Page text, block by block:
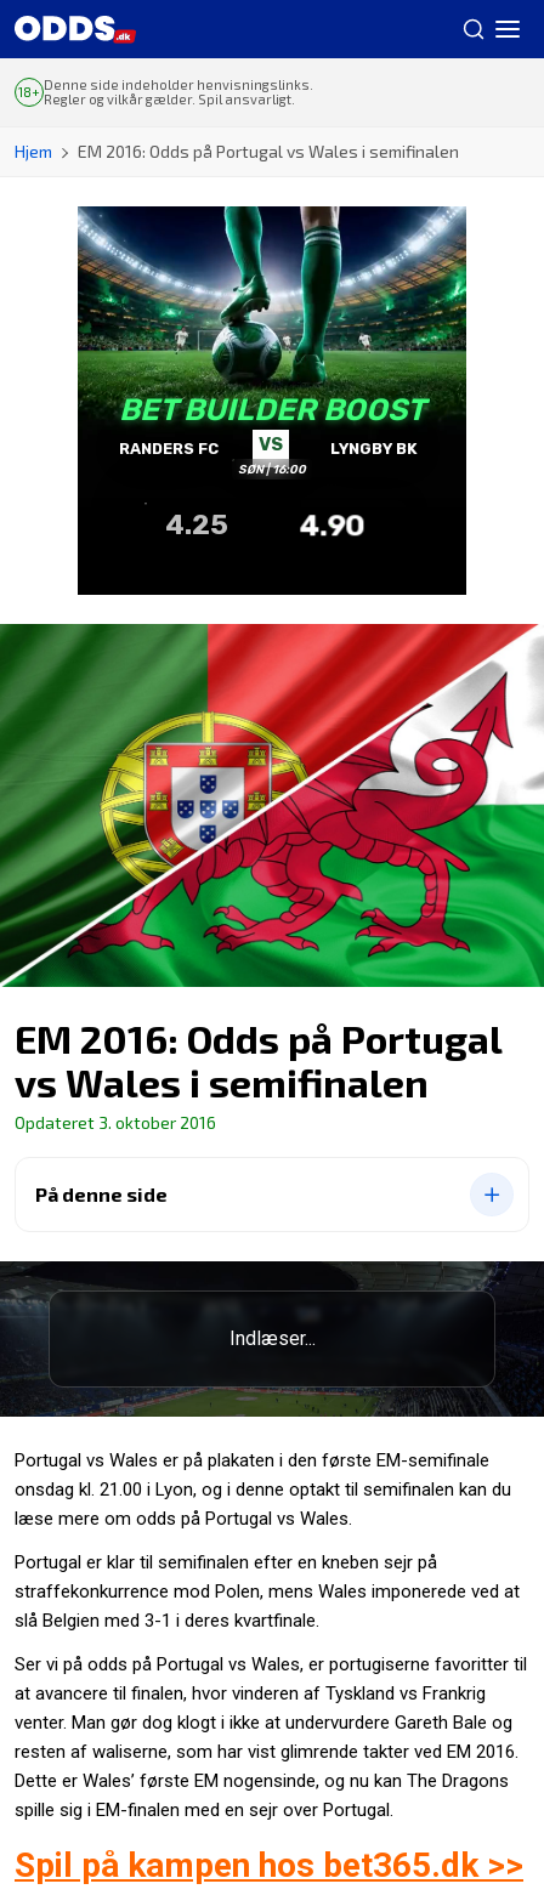
Hjem EM 2016: Odds på Portugal vs Wales i semifinalen
Denne side indeholder henvisningslinks.
Regler og vilkår gælder. Spil ansvarligt.
EM 2016: Odds på Portugal
vs Wales i semifinalen
Opdateret 3. oktober 2016
På denne side
Indlæser...
Portugal vs Wales er på plakaten i den første EM-semifinale
onsdag kl. 21.00 i Lyon, og i denne optakt til semifinalen kan du
læse mere om odds på Portugal vs Wales.
Portugal er klar til semifinalen efter en kneben sejr på
straffekonkurrence mod Polen, mens Wales imponerede ved at
slå Belgien med 3-1 i deres kvartfinale.
Ser vi på odds på Portugal vs Wales, er portugiserne favoritter til
at avancere til finalen, hvor vinderen af Tyskland vs Frankrig
venter. Man gør dog klogt i ikke at undervurdere Gareth Bale og
resten af waliserne, som har vist glimrende takter ved EM 2016.
Dette er Wales’ første EM nogensinde, og nu kan The Dragons
spille sig i EM-finalen med en sejr over Portugal.
Spil på kampen hos bet365.dk >>